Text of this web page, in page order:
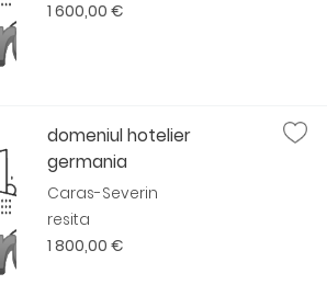
1 600,00 €
domeniul hotelier
germania
Caras-Severin
resita
1 800,00 €